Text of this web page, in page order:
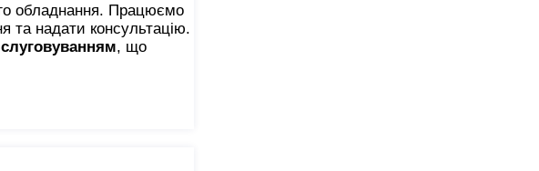
обладнання. Працюємо
та надати консультацію.
, що